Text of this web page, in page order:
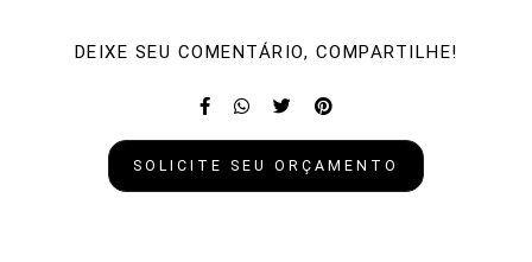
DEIXE SEU COMENTÁRIO, COMPARTILHE!
SOLICITE SEU ORÇAMENTO